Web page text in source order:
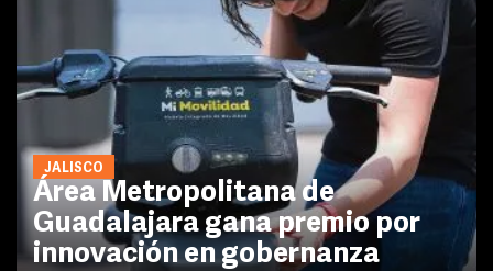
JALISCO
Área Metropolitana de
Guadalajara gana premio por
innovación en gobernanza